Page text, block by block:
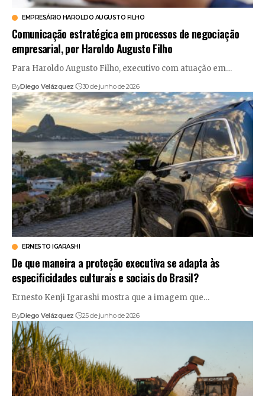
EMPRESÁRIO HAROLDO AUGUSTO FILHO
Comunicação estratégica em processos de negociação
empresarial, por Haroldo Augusto Filho
Para Haroldo Augusto Filho, executivo com atuação em…
ByDiego Velázquez 30 de junho de 2026
ERNESTO IGARASHI
De que maneira a proteção executiva se adapta às
especificidades culturais e sociais do Brasil?
Ernesto Kenji Igarashi mostra que a imagem que…
ByDiego Velázquez 25 de junho de 2026